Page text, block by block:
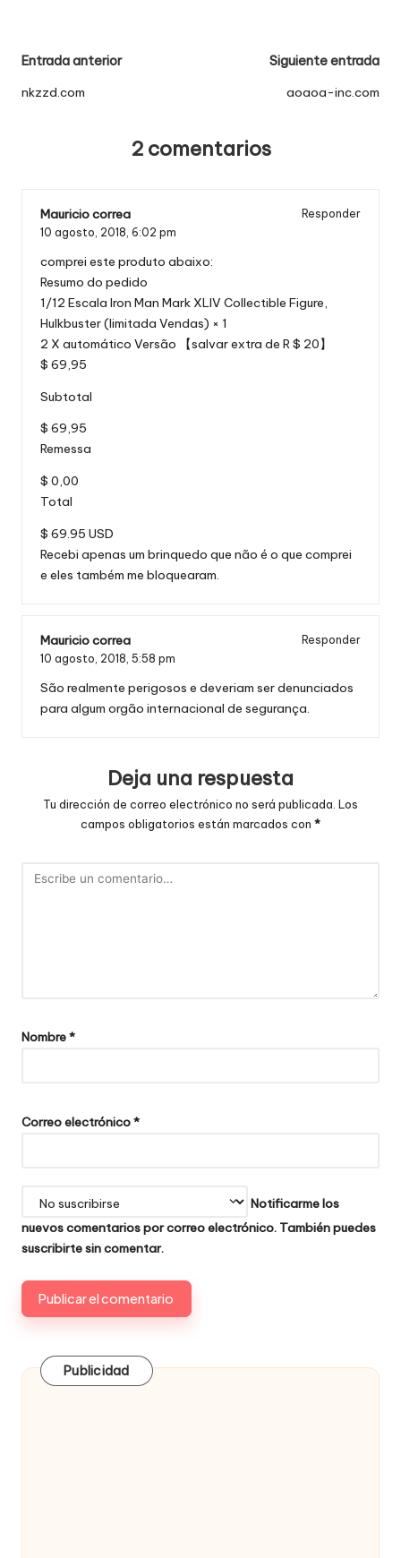
Navegación
de
Entrada anterior
nkzzd.com
Siguiente entrada
aoaoa-inc.com
2 comentarios
Mauricio correa
Responder
10 agosto, 2018, 6:02 pm
comprei este produto abaixo:
Resumo do pedido
1/12 Escala Iron Man Mark XLIV Collectible Figure,
Hulkbuster (limitada Vendas) × 1
2 X automático Versão 【salvar extra de R $ 20】
$ 69,95
Subtotal
$ 69,95
Remessa
$ 0,00
Total
$ 69.95 USD
Recebi apenas um brinquedo que não é o que comprei
e eles também me bloquearam.
Mauricio correa
Responder
10 agosto, 2018, 5:58 pm
São realmente perigosos e deveriam ser denunciados
para algum orgão internacional de segurança.
Deja una respuesta
Tu dirección de correo electrónico no será publicada. Los
campos obligatorios están marcados con *
Nombre*
Correo electrónico*
Notificarme los
nuevos comentarios por correo electrónico. También puedes
suscribirtesin comentar.
Publicidad